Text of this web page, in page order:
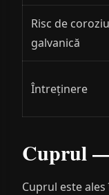
Risc de
galvanică
Întreținere
Cuprul
Cuprul este